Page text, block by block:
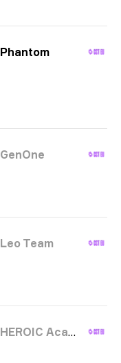
Phantom
GenOne
Leo Team
HEROIC Academy